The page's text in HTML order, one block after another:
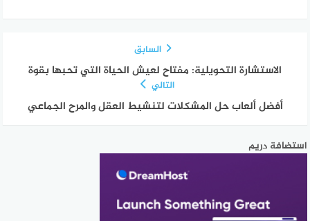
السابق
الاستشارة التحويلية: مفتاح لعيش الحياة التي تحبها بقوة
التالي
أفضل ألعاب حل المشكلات لتنشيط العقل والمرح الجماعي
استضافة دريم